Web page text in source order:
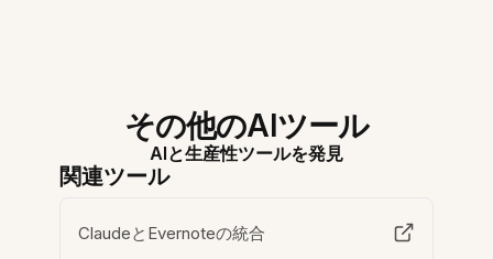
その他のAIツール
AIと生産性ツールを発見
関連ツール
ClaudeとEvernoteの統合